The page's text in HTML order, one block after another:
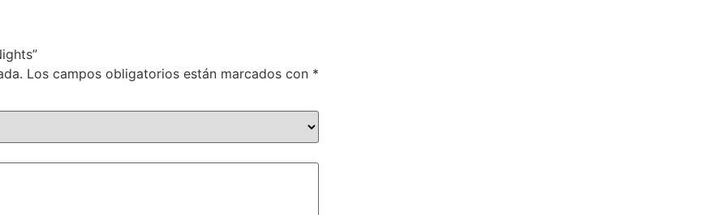
Los campos obligatorios están marcados con *